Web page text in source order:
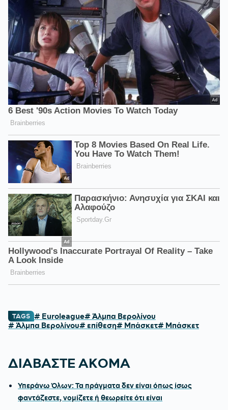
TAGS # Euroleague# Άλμπα Βερολίνου
# Άλμπα Βερολίνου# επίθεση# Μπάσκετ# Μπάσκετ
ΔΙΑΒΑΣΤΕ ΑΚΟΜΑ
Υπεράνω Όλων: Τα πράγματα δεν είναι όπως ίσως
φαντάζεστε, νομίζετε ή θεωρείτε ότι είναι